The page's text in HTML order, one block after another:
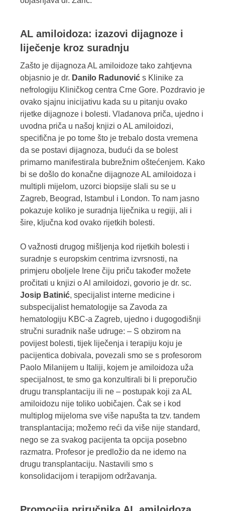
AL amiloidoza: izazovi dijagnoze i
liječenje kroz suradnju
Zašto je dijagnoza AL amiloidoze tako zahtjevna
objasnio je dr. Danilo Radunović s Klinike za
nefrologiju Kliničkog centra Crne Gore. Pozdravio je
ovako sjajnu inicijativu kada su u pitanju ovako
rijetke dijagnoze i bolesti. Vladanova priča, ujedno i
uvodna priča u našoj knjizi o AL amiloidozi,
specifična je po tome što je trebalo dosta vremena
da se postavi dijagnoza, budući da se bolest
primarno manifestirala bubrežnim oštećenjem. Kako
bi se došlo do konačne dijagnoze AL amiloidoza i
multipli mijelom, uzorci biopsije slali su se u
Zagreb, Beograd, Istambul i London. To nam jasno
pokazuje koliko je suradnja liječnika u regiji, ali i
šire, ključna kod ovako rijetkih bolesti.
O važnosti drugog mišljenja kod rijetkih bolesti i
suradnje s europskim centrima izvrsnosti, na
primjeru oboljele Irene čiju priču također možete
pročitati u knjizi o Al amiloidozi, govorio je dr. sc.
Josip Batinić, specijalist interne medicine i
subspecijalist hematologije sa Zavoda za
hematologiju KBC-a Zagreb, ujedno i dugogodišnji
stručni suradnik naše udruge: – S obzirom na
povijest bolesti, tijek liječenja i terapiju koju je
pacijentica dobivala, povezali smo se s profesorom
Paolo Milanijem u Italiji, kojem je amiloidoza uža
specijalnost, te smo ga konzultirali bi li preporučio
drugu transplantaciju ili ne – postupak koji za AL
amiloidozu nije toliko uobičajen. Čak se i kod
multiplog mijeloma sve više napušta ta tzv. tandem
transplantacija; možemo reći da više nije standard,
nego se za svakog pacijenta ta opcija posebno
razmatra. Profesor je predložio da ne idemo na
drugu transplantaciju. Nastavili smo s
konsolidacijom i terapijom održavanja.